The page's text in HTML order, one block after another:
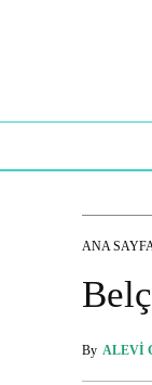
ANA
By ALEVI